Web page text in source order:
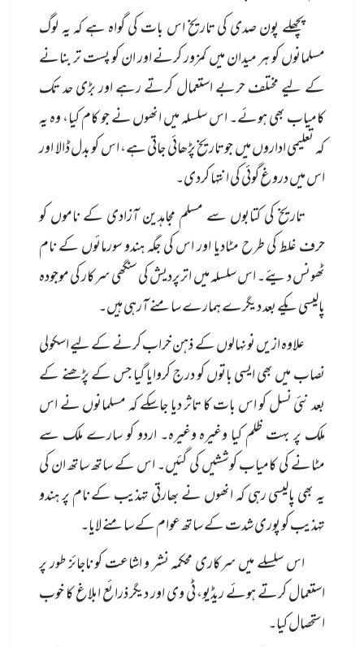
پچھلے پون صدی کی تاریخ اس بات کی گواہ ہے کہ یہ لوگ
مسلمانوں کو ہر میدان میں کمزور کرنے اور ان کو پست تر بنانے
کے لیے مختلف حربے استعمال کرتے رہے اور بڑی حد تک
کامیاب بھی ہوئے۔ اس سلسلہ میں انھوں نے جو کام کیا، وہ یہ
کہ تعلیمی اداروں میں جو تاریخ پڑھائی جاتی ہے، اس کو بدل ڈالا اور
اس میں دروغ گوئی کی انتہا کردی۔
تاریخ کی کتابوں سے مسلم مجاہدین آزادی کے ناموں کو
حرف غلط کی طرح مٹادیا اور اس کی جگہ ہندو سورمائوں کے نام
ٹھونس دیئے۔ اس سلسلہ میں اترپردیش کی سنگھی سرکار کی موجودہ
پالیسی یکے بعد دیگرے ہمارے سامنے آرہی ہیں۔
علاوہ ازیں نونہالوں کے ذہن خراب کرنے کے لیے اسکولی
نصاب میں بھی ایسی باتوں کو درج کروایا گیا جس کے پڑھنے کے
بعد نئی نسل کو اس بات کا تاثر دیا جاسکے کہ مسلمانوں نے اس
ملک پر بہت ظلم کیا وغیرہ وغیرہ۔ اردو کو سارے ملک سے
مٹانے کی کامیاب کوششیں کی گئیں۔ اس کے ساتھ ساتھ ان کی
یہ بھی پالیسی رہی کہ انھوں نے بھارتی تہذیب کے نام پر ہندو
تہذیب کو پوری شدت کے ساتھ عوام کے سامنے لایا۔
اس سلسلے میں سرکاری محکمہ نشر و اشاعت کو ناجائز طور پر
استعمال کرتے ہوئے ریڈیو، ٹی وی اور دیگر ذرائع ابلاغ کا خوب
استحصال کیا۔